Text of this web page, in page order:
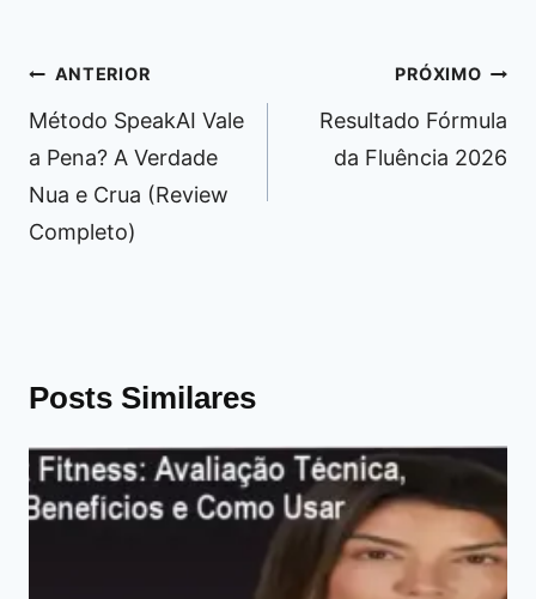
Navegação
de
Post
ANTERIOR
Método SpeakAI Vale
a Pena? A Verdade
Nua e Crua (Review
Completo)
PRÓXIMO
Resultado Fórmula
da Fluência 2026
Posts Similares